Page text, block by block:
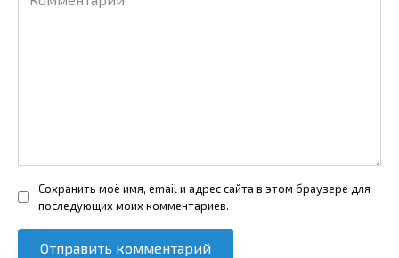
Сохранить моё имя, email и адрес сайта в этом браузере для
последующих моих комментариев.